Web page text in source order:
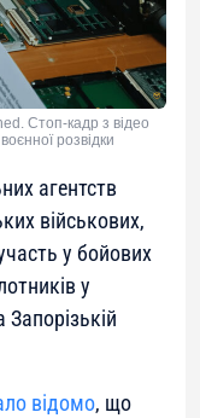
Стоп-кадр з відео
розвідки
агентств
військових,
у бойових
у
відомо, що